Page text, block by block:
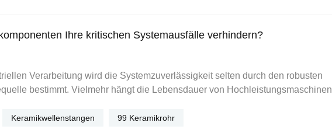
Ihre kritischen Systemausfälle verhindern?
Verarbeitung wird die Systemzuverlässigkeit selten durch den robusten
bestimmt. Vielmehr hängt die Lebensdauer von Hochleistungsmaschinen
Temperaturzonen eindringen. Für Konstruktionsingenieure und
Keramikwellenstangen 99 Keramikrohr